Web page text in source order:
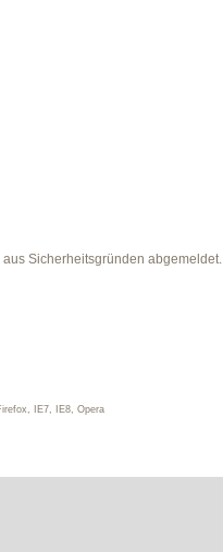
Sicherheitsgründen abgemeldet.
IE7, IE8, Opera